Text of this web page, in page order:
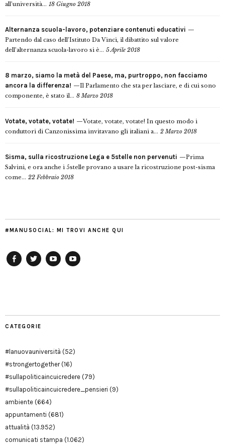
all’università... 18 Giugno 2018
Alternanza scuola-lavoro, potenziare contenuti educativi
Partendo dal caso dell’Istituto Da Vinci, il dibattito sul valore
dell’alternanza scuola-lavoro si è... 5 Aprile 2018
8 marzo, siamo la metà del Paese, ma, purtroppo, non facciamo
ancora la differenza!
Il Parlamento che sta per lasciare, e di cui sono
componente, è stato il... 8 Marzo 2018
Votate, votate, votate!
Votate, votate, votate! In questo modo i
conduttori di Canzonissima invitavano gli italiani a... 2 Marzo 2018
Sisma, sulla ricostruzione Lega e 5stelle non pervenuti
Prima
Salvini, e ora anche i 5stelle provano a usare la ricostruzione post-sisma
come... 22 Febbraio 2018
#MANUSOCIAL: MI TROVI ANCHE QUI
CATEGORIE
#lanuovauniversità (52)
#strongertogether(16)
#sullapoliticaincuicredere (79)
#sullapoliticaincuicredere_pensieri (9)
ambiente (664)
appuntamenti (681)
attualità (13.952)
comunicati stampa (1.062)